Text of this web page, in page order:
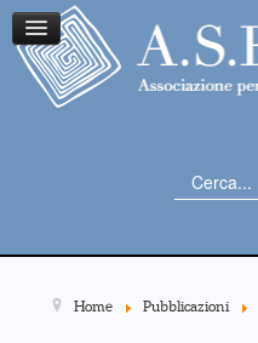
Cerca...
Home Pubblicazioni